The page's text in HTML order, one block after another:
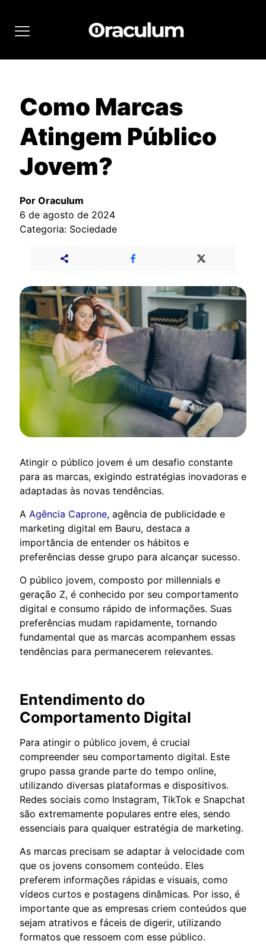
Como Marcas
Atingem Público
Jovem?
Por Oraculum
6 de agosto de 2024
Categoria: Sociedade
Atingir o público jovem é um desafio constante
para as marcas, exigindo estratégias inovadoras e
adaptadas às novas tendências.
A Agência Caprone, agência de publicidade e
marketing digital em Bauru, destaca a
importância de entender os hábitos e
preferências desse grupo para alcançar sucesso.
O público jovem, composto por millennials e
geração Z, é conhecido por seu comportamento
digital e consumo rápido de informações. Suas
preferências mudam rapidamente, tornando
fundamental que as marcas acompanhem essas
tendências para permanecerem relevantes.
Entendimento do
Comportamento Digital
Para atingir o público jovem, é crucial
compreender seu comportamento digital. Este
grupo passa grande parte do tempo online,
utilizando diversas plataformas e dispositivos.
Redes sociais como Instagram, TikTok e Snapchat
são extremamente populares entre eles, sendo
essenciais para qualquer estratégia de marketing.
As marcas precisam se adaptar à velocidade com
que os jovens consomem conteúdo. Eles
preferem informações rápidas e visuais, como
vídeos curtos e postagens dinâmicas. Por isso, é
importante que as empresas criem conteúdos que
sejam atrativos e fáceis de digerir, utilizando
formatos que ressoem com esse público.